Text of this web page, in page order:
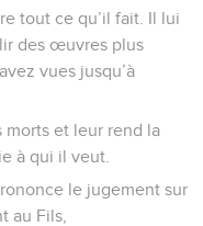
tout ce qu’il fait. Il lui
des œuvres plus
vues jusqu’à
morts et leur rend la
à qui il veut.
le jugement sur
au Fils,